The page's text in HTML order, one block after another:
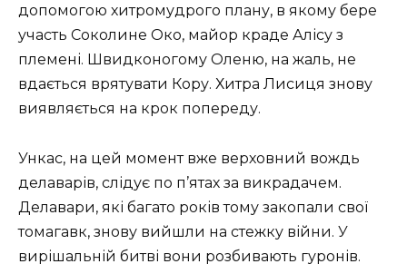
допомогою хитромудрого плану, в якому бере
участь Соколине Око, майор краде Алісу з
племені. Швидконогому Оленю, на жаль, не
вдається врятувати Кору. Хитра Лисиця знову
виявляється на крок попереду.
Ункас, на цей момент вже верховний вождь
делаварів, слідує по п’ятах за викрадачем.
Делавари, які багато років тому закопали свої
томагавк, знову вийшли на стежку війни. У
вирішальній битві вони розбивають гуронів.